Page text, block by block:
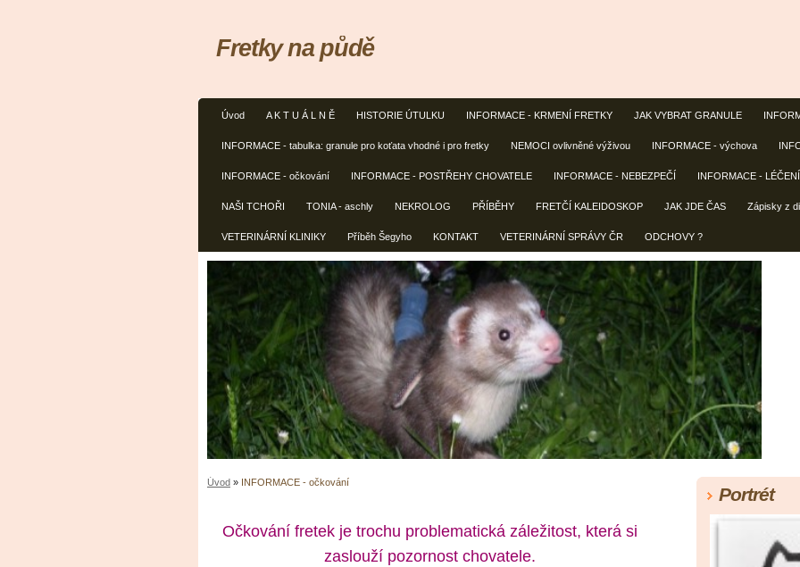
Úvod A K T U Á L N Ě HISTORIE ÚTULKU INFORMACE - KRMENÍ FRETKY JAK VYBRAT GRANULE
INFORMACE - tabulka: granule pro koťata vhodné i pro fretky NEMOCI ovlivněné výživou INFORMACE - výchova
INFORMACE - očkování INFORMACE - POSTŘEHY CHOVATELE INFORMACE - NEBEZPEČÍ INFORMACE -
NAŠI TCHOŘI TONIA - aschly NEKROLOG PŘÍBĚHY FRETČÍ KALEIDOSKOP JAK JDE ČAS Zápisky z
VETERINÁRNÍ KLINIKY Příběh Šegyho KONTAKT VETERINÁRNÍ SPRÁVY ČR ODCHOVY ?
Fretky na půdě
Úvod » INFORMACE - očkování
Očkování fretek je trochu problematická záležitost, která si
zaslouží pozornost chovatele.
Portrét